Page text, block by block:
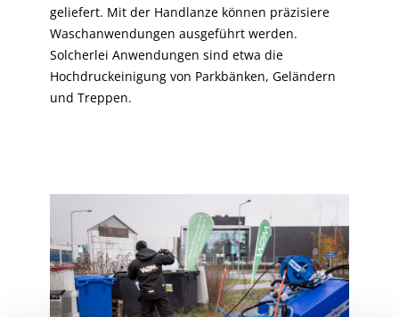
geliefert. Mit der Handlanze können präzisiere
Waschanwendungen ausgeführt werden.
Solcherlei Anwendungen sind etwa die
Hochdruckeinigung von Parkbänken, Geländern
und Treppen.